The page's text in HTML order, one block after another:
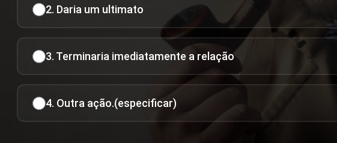
2. Daria um ultimato
3. Terminaria imediatamente a relação
4. Outra ação.(especificar)